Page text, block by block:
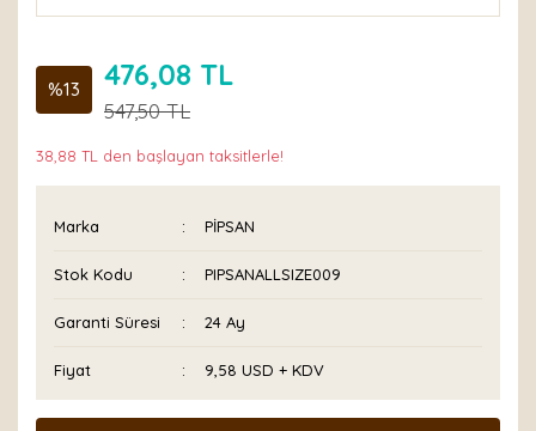
%13 476,08 TL
547,50 TL
38,88 TL den başlayan taksitlerle!
Marka PİPSAN
Stok Kodu PIPSANALLSIZE009
Garanti Süresi 24 Ay
Fiyat 9,58 USD + KDV